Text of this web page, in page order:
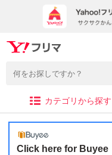
カテゴリから探す
Click here for Buyee